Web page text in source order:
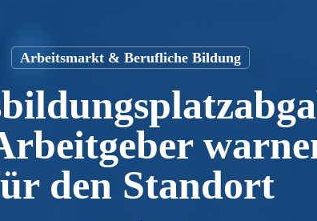
Arbeitsmarkt & Berufliche Bildung
den Standort